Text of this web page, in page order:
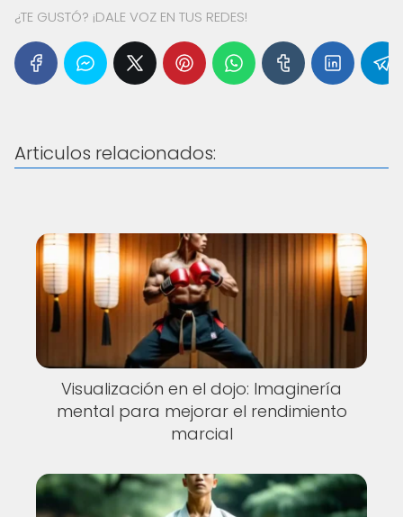
¿TE GUSTÓ? ¡DALE VOZ EN TUS REDES!
Articulos relacionados:
Visualización en el dojo: Imaginería
mental para mejorar el rendimiento
marcial